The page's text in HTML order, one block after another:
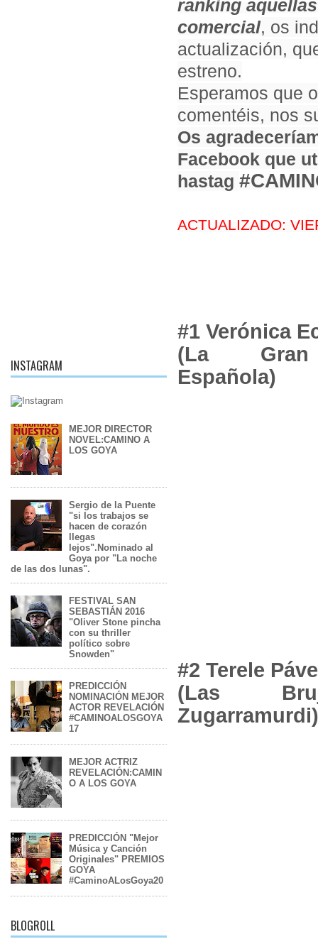
INSTAGRAM
MEJOR DIRECTOR
NOVEL:CAMINO A
LOS GOYA
Sergio de la Puente
"si los trabajos se
hacen de corazón
llegas
lejos".Nominado al
Goya por "La noche
de las dos lunas".
FESTIVAL SAN
SEBASTIÁN 2016
"Oliver Stone pincha
con su thriller
político sobre
Snowden"
PREDICCIÓN
NOMINACIÓN MEJOR
ACTOR REVELACIÓN
#CAMINOALOSGOYA
17
MEJOR ACTRIZ
REVELACIÓN:CAMIN
O A LOS GOYA
PREDICCIÓN "Mejor
Música y Canción
Originales" PREMIOS
GOYA
#CaminoALosGoya20
BLOGROLL
ranking
comercial, os
actualización,
estreno.
Esperamos que
comentéis, nos
Os
Facebook que
hastag
ACTUALIZADO:
#1 Verónica
(La
Española)
#2 Terele
(Las
Zugarramurdi)